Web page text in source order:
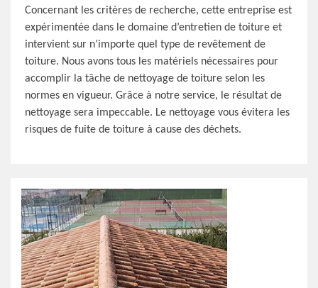
Concernant les critères de recherche, cette entreprise est
expérimentée dans le domaine d’entretien de toiture et
intervient sur n’importe quel type de revêtement de
toiture. Nous avons tous les matériels nécessaires pour
accomplir la tâche de nettoyage de toiture selon les
normes en vigueur. Grâce à notre service, le résultat de
nettoyage sera impeccable. Le nettoyage vous évitera les
risques de fuite de toiture à cause des déchets.